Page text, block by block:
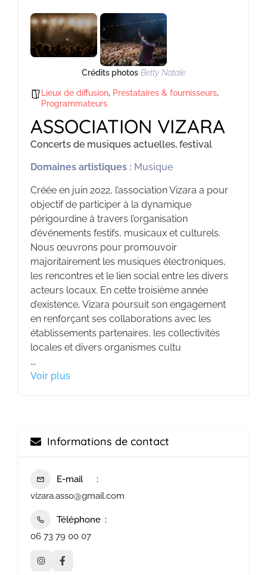
Crédits photos Betty Natale
Lieux de diffusion, Prestataires & fournisseurs,
Programmateurs
ASSOCIATION VIZARA
Concerts de musiques actuelles, festival
Domaines artistiques : Musique
Créée en juin 2022, l’association Vizara a pour
objectif de participer à la dynamique
périgourdine à travers l’organisation
d’événements festifs, musicaux et culturels.
Nous œuvrons pour promouvoir
majoritairement les musiques électroniques,
les rencontres et le lien social entre les divers
acteurs locaux. En cette troisième année
d’existence, Vizara poursuit son engagement
en renforçant ses collaborations avec les
établissements partenaires, les collectivités
locales et divers organismes cultu
...
Voir plus
Informations de contact
E-mail
vizara.asso@gmail.com
Téléphone
06 73 79 00 07